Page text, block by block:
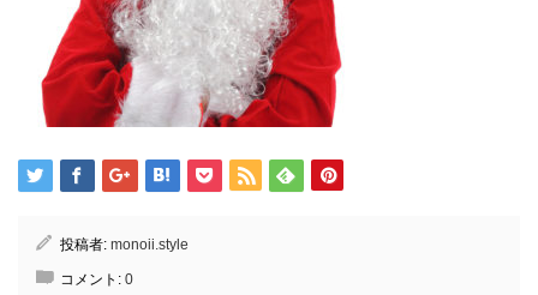
投稿者: monoii.style
コメント: 0